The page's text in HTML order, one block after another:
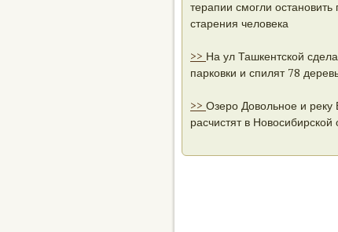
терапии смогли остановить
старения человека
>> На ул Ташкентской
парковки и спилят 78
>> Озеро Довольное и реку
расчистят в Новосибирской